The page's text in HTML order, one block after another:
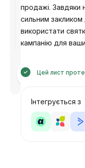
Розроблено
Анастасія
продажі. Завдяки
сильним
використати
кампанію для
Цей лист
Інтегрується з